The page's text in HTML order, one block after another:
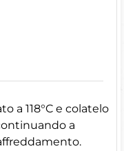
a 118°C e colatelo
a